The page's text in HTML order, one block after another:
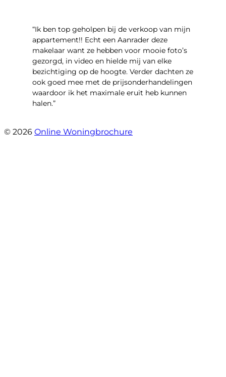
“Ik ben top geholpen bij de verkoop van mijn
appartement!! Echt een Aanrader deze
makelaar want ze hebben voor mooie foto’s
gezorgd, in video en hielde mij van elke
bezichtiging op de hoogte. Verder dachten ze
ook goed mee met de prijsonderhandelingen
waardoor ik het maximale eruit heb kunnen
halen.”
© 2026 Online Woningbrochure